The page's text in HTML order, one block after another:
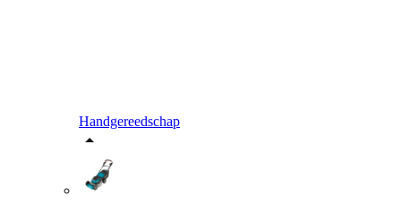
Handgereedschap